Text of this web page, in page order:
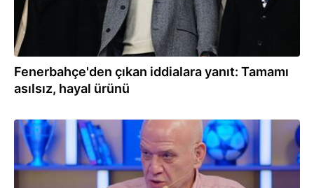
Fenerbahçe'den çıkan iddialara yanıt: Tamamı
asılsız, hayal ürünü
26.04.2026